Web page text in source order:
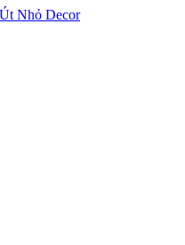
Nhỏ Decor